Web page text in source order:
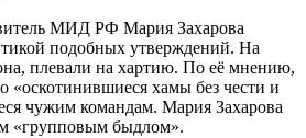
МИД РФ Мария Захарова
подобных утверждений. На
плевали на хартию. По её мнению,
«оскотинившиеся хамы без чести и
чужим командам. Мария Захарова
«групповым быдлом».